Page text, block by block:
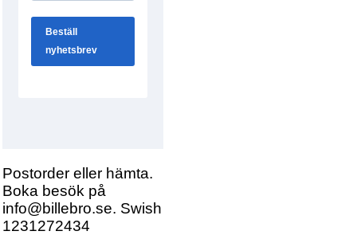
Postorder eller hämta.
Boka besök på
info@billebro.se. Swish
1231272434